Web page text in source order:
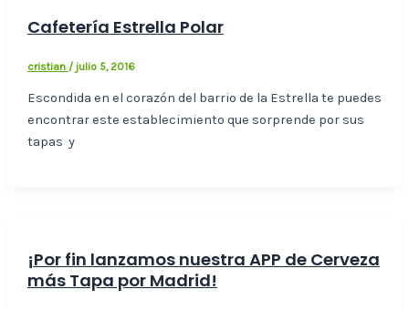
Cafetería Estrella Polar
cristian / julio 5, 2016
Escondida en el corazón del barrio de la Estrella te puedes
encontrar este establecimiento que sorprende por sus
tapas y
¡Por fin lanzamos nuestra APP de Cerveza
más Tapa por Madrid!